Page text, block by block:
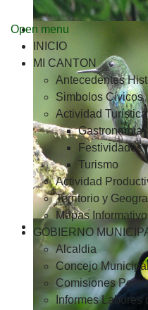
Open menu
INICIO
MI CANTON
Antecedentes
Simbolos Cívicos
Actividad Turística
Gastronomía
Festividades
Turismo
Actividad
Territorio y
Mapas
GOBIERNO
Alcaldia
Concejo
Comisiones
Informes